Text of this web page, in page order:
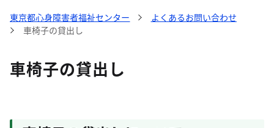
東京都心身障害者福祉センター
よくあるお問い合わせ
車椅子の貸出し
車椅子の貸出し